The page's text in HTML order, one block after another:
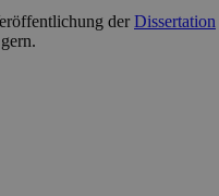
derDissertation